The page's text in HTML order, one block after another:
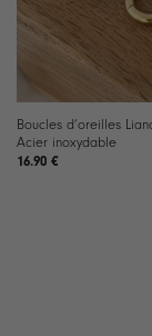
Boucles d’oreilles
Acier inoxydable
16.90 €